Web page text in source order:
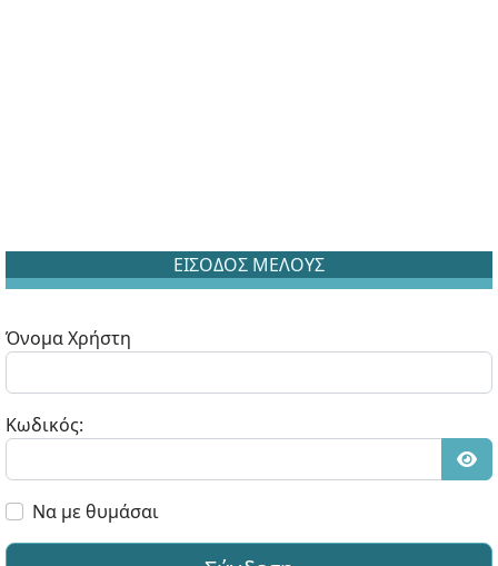
ΕΙΣΟΔΟΣ ΜΕΛΟΥΣ
Όνομα Χρήστη
Κωδικός:
Να με θυμάσαι